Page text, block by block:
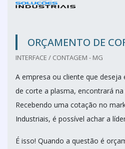
ORÇAMENTO DE
INTERFACE / CONTAGEM - MG
A empresa ou cliente que
de corte a plasma, encontrará
Recebendo uma cotação no
Industriais, é possível achar a
É isso! Quando a questão é